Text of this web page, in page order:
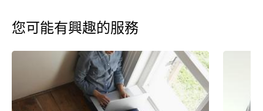
您可能有興趣的服務